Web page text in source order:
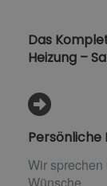
Das
Heizung –
Persönliche
Wir
Wünsche